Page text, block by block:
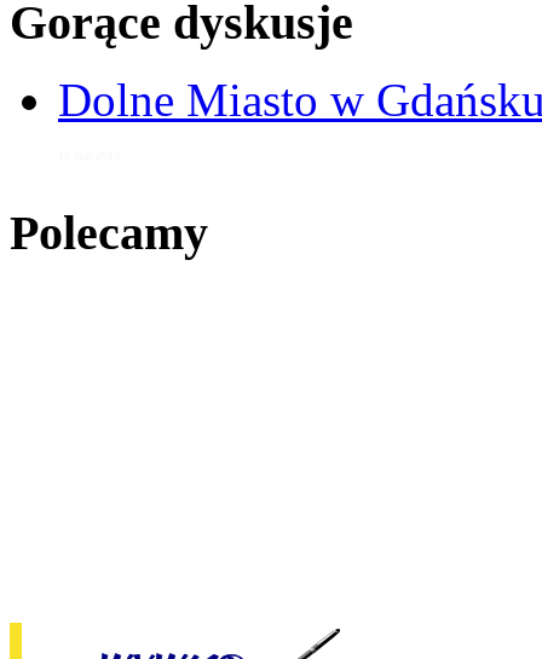
Gorące dyskusje
Dolne Miasto w
Polecamy